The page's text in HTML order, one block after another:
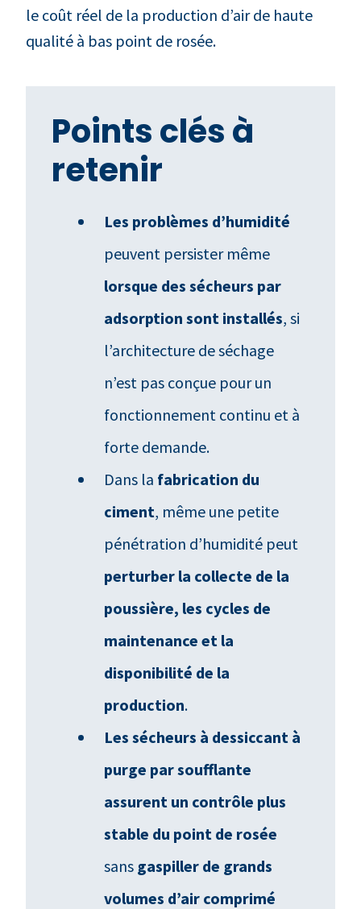
le coût réel de la production d’air de haute
qualité à bas point de rosée.
Points clés à
retenir
Les problèmes d’humidité
peuvent persister même
lorsque des sécheurs par
adsorption sont installés, si
l’architecture de séchage
n’est pas conçue pour un
fonctionnement continu et à
forte demande.
Dans la fabrication du
ciment, même une petite
pénétration d’humidité peut
perturber la collecte de la
poussière, les cycles de
maintenance et la
disponibilité de la
production.
Les sécheurs à dessiccant à
purge par soufflante
assurent un contrôle plus
stable du point de rosée
sans gaspiller de grands
volumes d’air comprimé